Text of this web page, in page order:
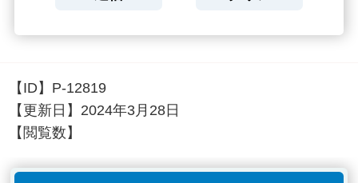
【ID】 P-12819
【更新日】 2024年3月28日
【閲覧数】